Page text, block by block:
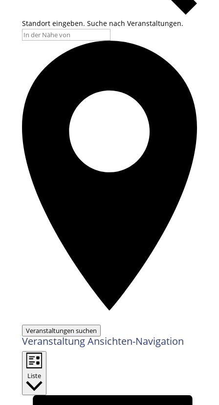
Standort eingeben. Suche nach Veranstaltungen.
Veranstaltungen suchen
Veranstaltung Ansichten-Navigation
Liste